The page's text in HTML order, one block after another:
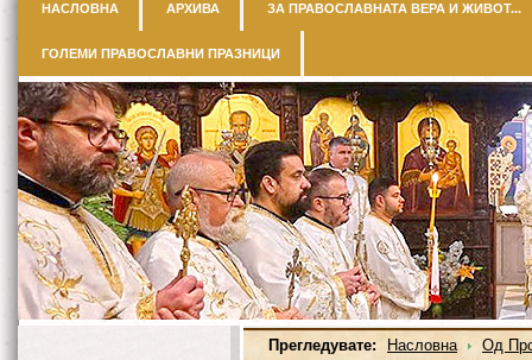
НАСЛОВНА АРХИВА ЗА ПРАВОСЛАВНАТА ВЕРА И ЖИВОТ...
ГОЛЕМИ ПРАВОСЛАВНИ ПРАЗНИЦИ
Прегледувате: Насловна Од